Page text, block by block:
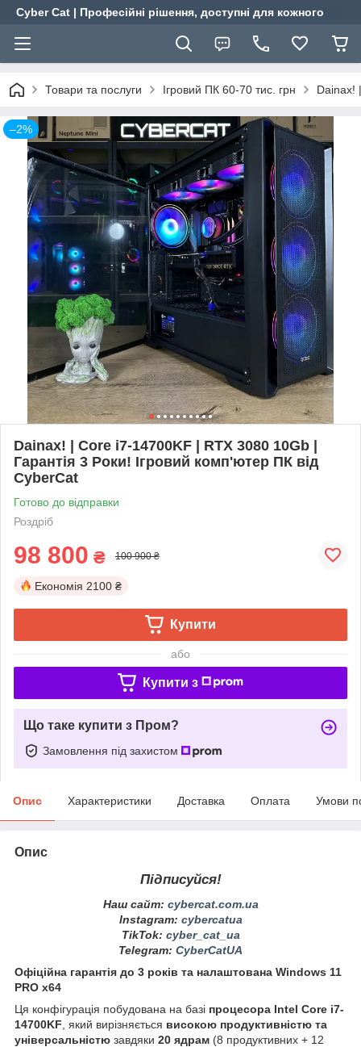
Cyber Cat | Професійні рішення, доступні для кожного
Товари та послуги Ігровий ПК 60-70 тис. грн Dainax!
–2%
Dainax! | Core i7-14700KF | RTX 3080 10Gb |
Гарантія 3 Роки! Ігровий комп'ютер ПК від
CyberCat
Готово до відправки
Роздріб
98 800 ₴ 100 900 ₴
Економія 2100 ₴
Купити
або
Купити з
Що таке купити з Пром?
Замовлення під захистом
Опис Характеристики Доставка Оплата Умови
Опис
Підписуйся!
Наш сайт: cybercat.com.ua
Instagram: cybercatua
TikTok: cyber_cat_ua
Telegram: CyberCatUA
Офіційна гарантія до 3 років та налаштована Windows 11
PRO x64
Ця конфігурація побудована на базі процесора Intel Core i7-
14700KF , який вирізняється високою продуктивністю та
універсальністю завдяки 20 ядрам (8 продуктивних + 12